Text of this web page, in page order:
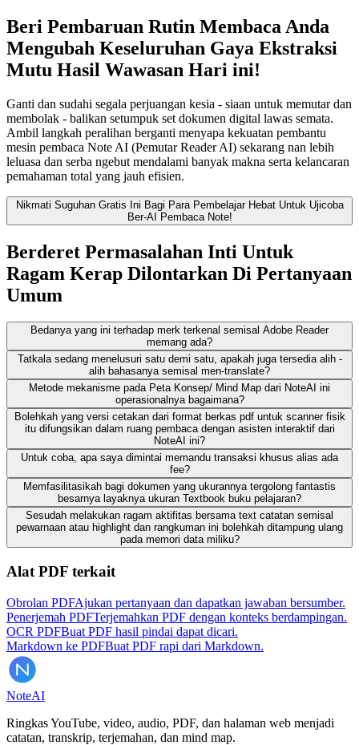
Beri Pembaruan Rutin Membaca Anda
Mengubah Keseluruhan Gaya Ekstraksi
Mutu Hasil Wawasan Hari ini!
Ganti dan sudahi segala perjuangan kesia - siaan untuk memutar dan
membolak - balikan setumpuk set dokumen digital lawas semata.
Ambil langkah peralihan berganti menyapa kekuatan pembantu
mesin pembaca Note AI (Pemutar Reader AI) sekarang nan lebih
leluasa dan serba ngebut mendalami banyak makna serta kelancaran
pemahaman total yang jauh efisien.
Nikmati Suguhan Gratis Ini Bagi Para Pembelajar Hebat Untuk Ujicoba
Ber-AI Pembaca Note!
Berderet Permasalahan Inti Untuk
Ragam Kerap Dilontarkan Di Pertanyaan
Umum
Bedanya yang ini terhadap merk terkenal semisal Adobe Reader
memang ada?
Tatkala sedang menelusuri satu demi satu, apakah juga tersedia alih -
alih bahasanya semisal men-translate?
Metode mekanisme pada Peta Konsep/ Mind Map dari NoteAI ini
operasionalnya bagaimana?
Bolehkah yang versi cetakan dari format berkas pdf untuk scanner fisik
itu difungsikan dalam ruang pembaca dengan asisten interaktif dari
NoteAI ini?
Untuk coba, apa saya dimintai memandu transaksi khusus alias ada
fee?
Memfasilitasikah bagi dokumen yang ukurannya tergolong fantastis
besarnya layaknya ukuran Textbook buku pelajaran?
Sesudah melakukan ragam aktifitas bersama text catatan semisal
pewarnaan atau highlight dan rangkuman ini bolehkah ditampung ulang
pada memori data miliku?
Alat PDF terkait
Obrolan PDFAjukan pertanyaan dan dapatkan jawaban bersumber.
Penerjemah PDFTerjemahkan PDF dengan konteks berdampingan.
OCR PDFBuat PDF hasil pindai dapat dicari.
Markdown ke PDFBuat PDF rapi dari Markdown.
NoteAI
Ringkas YouTube, video, audio, PDF, dan halaman web menjadi
catatan, transkrip, terjemahan, dan mind map.